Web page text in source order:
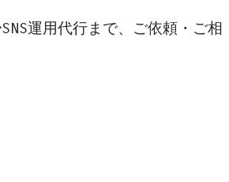
運用代行まで、ご依頼・ご相